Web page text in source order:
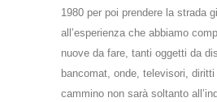
1980 per poi prendere la strada
all’esperienza che abbiamo
nuove da fare, tanti oggetti da
bancomat, onde, televisori,
cammino non sarà soltanto